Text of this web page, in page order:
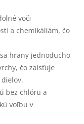
voči
a chemikáliám, čo
hrany jednoducho
čo zaisťuje
bez chlóru a
voľbu v